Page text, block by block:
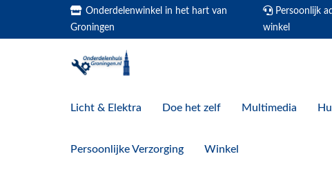
Onderdelenwinkel in het hart van
Groningen
Persoonlijk
winkel
Licht & Elektra Doe het zelf Multimedia
Persoonlijke Verzorging Winkel